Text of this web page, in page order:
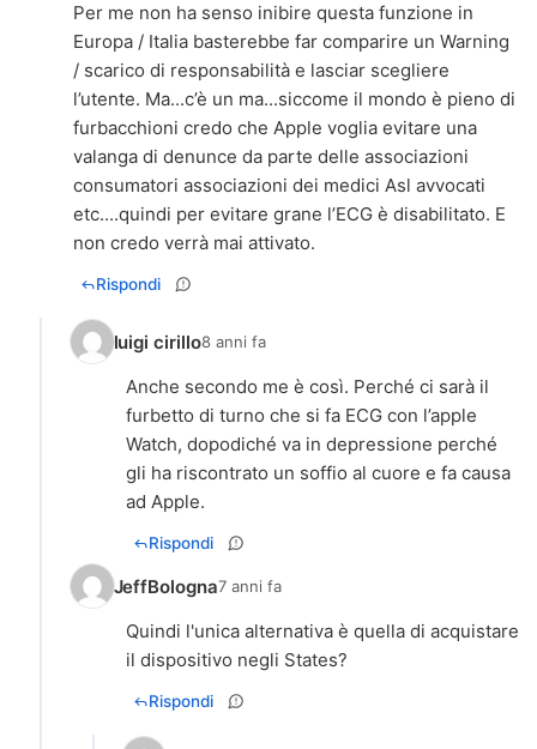
Per me non ha senso inibire questa funzione in
Europa / Italia basterebbe far comparire un Warning
/ scarico di responsabilità e lasciar scegliere
l’utente. Ma...c’è un ma...siccome il mondo è pieno di
furbacchioni credo che Apple voglia evitare una
valanga di denunce da parte delle associazioni
consumatori associazioni dei medici Asl avvocati
etc....quindi per evitare grane l’ECG è disabilitato. E
non credo verrà mai attivato.
Rispondi
luigi cirillo8 anni fa
Anche secondo me è così. Perché ci sarà il
furbetto di turno che si fa ECG con l’apple
Watch, dopodiché va in depressione perché
gli ha riscontrato un soffio al cuore e fa causa
ad Apple.
Rispondi
JeffBologna7 anni fa
Quindi l'unica alternativa è quella di acquistare
il dispositivo negli States?
Rispondi